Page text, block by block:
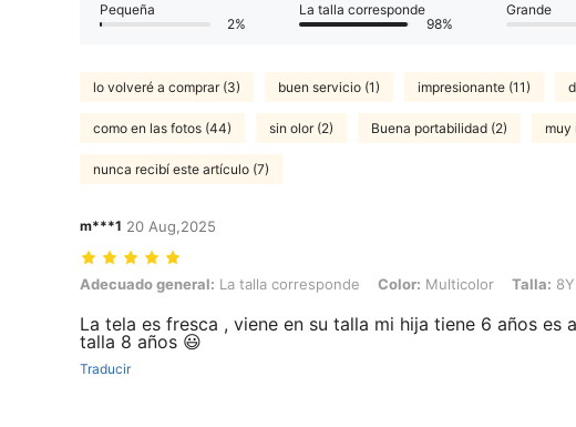
Pequeña
2%
La talla corresponde
98%
Grande
lo volveré a comprar (3) buen servicio (1) impresionante (11)
como en las fotos (44) sin olor (2) Buena portabilidad (2) muy
nunca recibí este artículo (7)
m***1 20 Aug,2025
Adecuado general: La talla corresponde, Color: Multicolor, Talla: 8Y
Adecuado general: La talla corresponde Color: Multicolor Talla: 8Y
La tela es fresca , viene en su talla mi hija tiene 6 años es
talla 8 años 😃
Traducir